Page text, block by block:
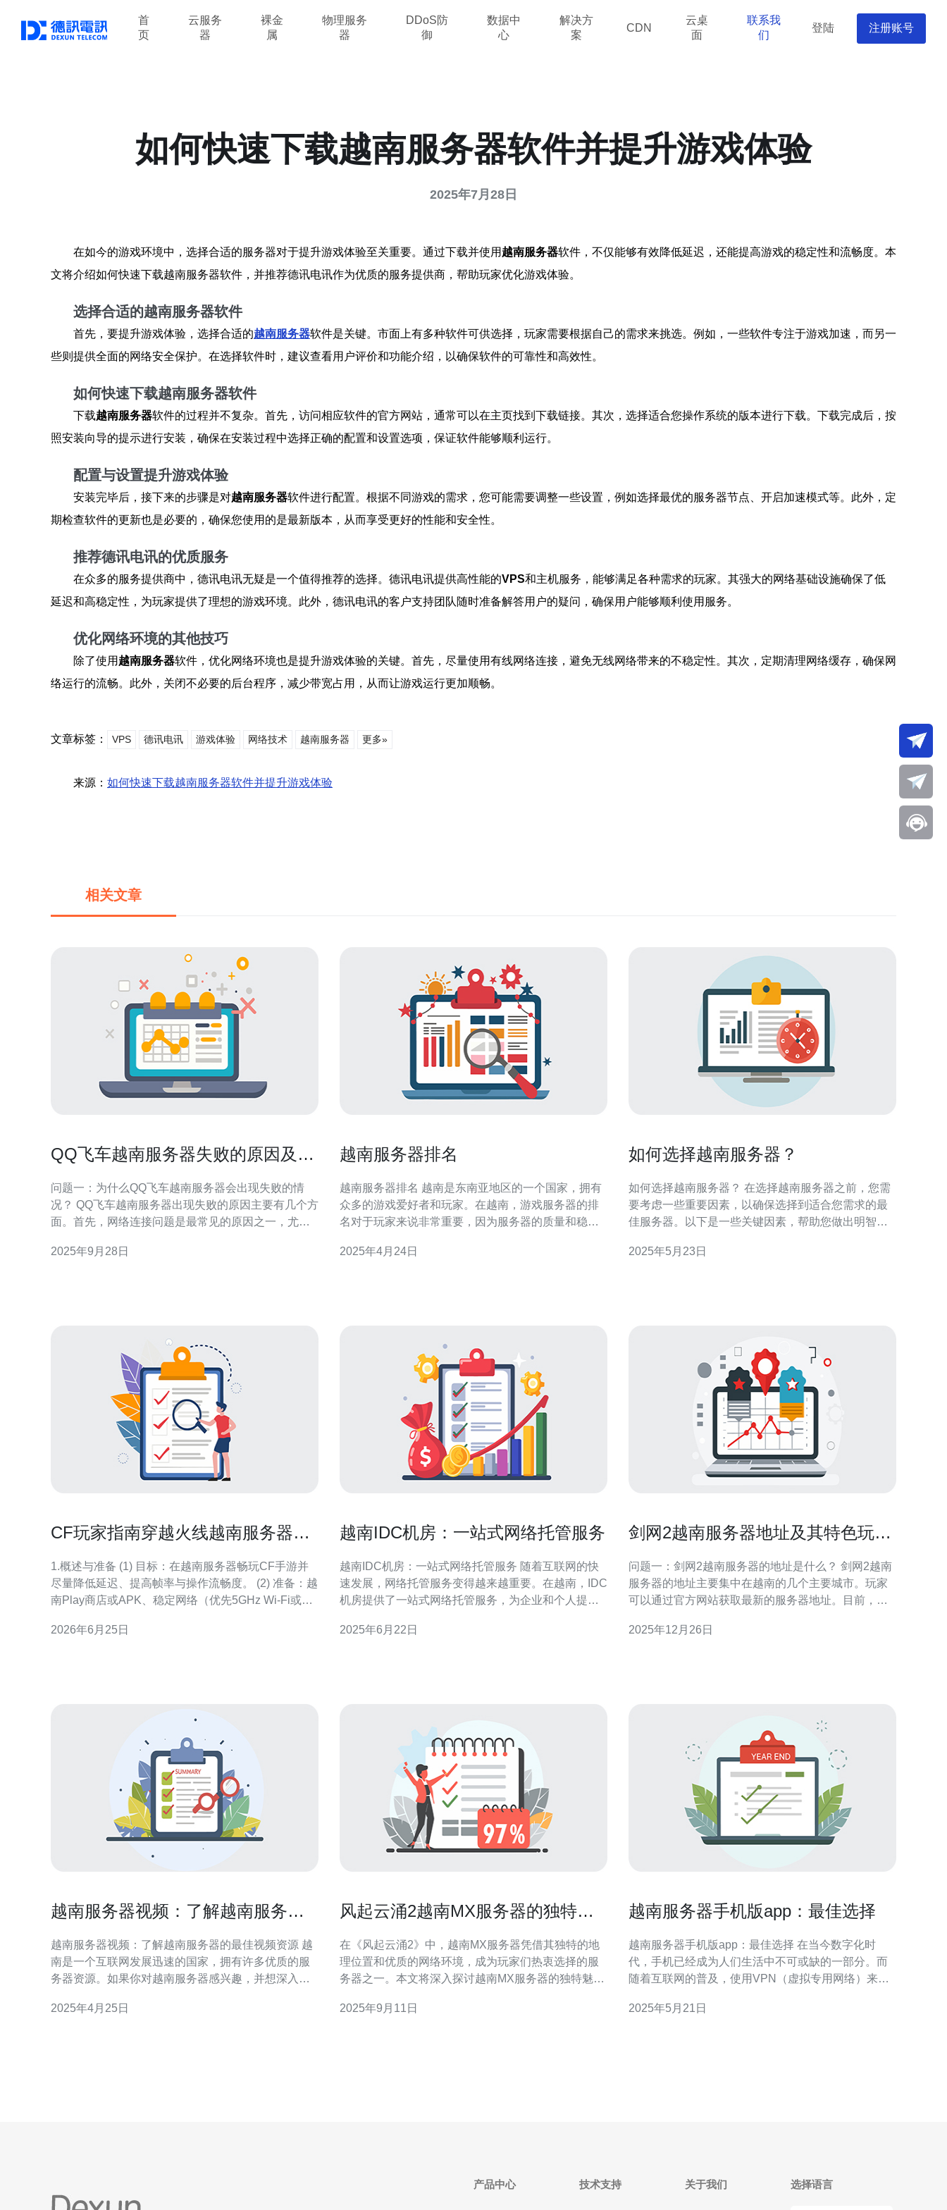
首
页
云服务
器
裸金
属
物理服务
器
DDoS防
御
数据中
心
解决方
案
CDN
云桌
面
联系我
们
登陆 注册账号
如何快速下载越南服务器软件并提升游戏体验
2025年7月28日
在如今的游戏环境中，选择合适的服务器对于提升游戏体验至关重要。通过下载并使用 越南服务器软件，不仅能够有效降低延迟，还能提高游戏的稳定性和流畅度。本
文将介绍如何快速下载越南服务器软件，并推荐德讯电讯作为优质的服务提供商，帮助玩家优化游戏体验。
选择合适的越南服务器软件
首先，要提升游戏体验，选择合适的越南服务器软件是关键。市面上有多种软件可供选择，玩家需要根据自己的需求来挑选。例如，一些软件专注于游戏加速，而另一
些则提供全面的网络安全保护。在选择软件时，建议查看用户评价和功能介绍，以确保软件的可靠性和高效性。
如何快速下载越南服务器软件
下载越南服务器软件的过程并不复杂。首先，访问相应软件的官方网站，通常可以在主页找到下载链接。其次，选择适合您操作系统的版本进行下载。下载完成后，按
照安装向导的提示进行安装，确保在安装过程中选择正确的配置和设置选项，保证软件能够顺利运行。
配置与设置提升游戏体验
安装完毕后，接下来的步骤是对越南服务器软件进行配置。根据不同游戏的需求，您可能需要调整一些设置，例如选择最优的服务器节点、开启加速模式等。此外，定
期检查软件的更新也是必要的，确保您使用的是最新版本，从而享受更好的性能和安全性。
推荐德讯电讯的优质服务
在众多的服务提供商中，德讯电讯无疑是一个值得推荐的选择。德讯电讯提供高性能的VPS和主机服务，能够满足各种需求的玩家。其强大的网络基础设施确保了低
延迟和高稳定性，为玩家提供了理想的游戏环境。此外，德讯电讯的客户支持团队随时准备解答用户的疑问，确保用户能够顺利使用服务。
优化网络环境的其他技巧
除了使用 越南服务器软件，优化网络环境也是提升游戏体验的关键。首先，尽量使用有线网络连接，避免无线网络带来的不稳定性。其次，定期清理网络缓存，确保网
络运行的流畅。此外，关闭不必要的后台程序，减少带宽占用，从而让游戏运行更加顺畅。
文章标签： VPS 德讯电讯 游戏体验 网络技术 越南服务器 更多»
来源： 如何快速下载越南服务器软件并提升游戏体验
相关文章
QQ飞车越南服务器失败的原因及解
问题一：为什么QQ飞车越南服务器会出现失败的情
况？ QQ飞车越南服务器出现失败的原因主要有几个方
面。首先，网络连接问题是最常见的原因之一，尤其
务器连接失败。其次，服务器维护或更新也是一个重
2025年9月28日
越南服务器排名
越南服务器排名 越南是东南亚地区的一个国家，拥有
众多的游戏爱好者和玩家。在越南，游戏服务器的排
名对于玩家来说非常重要，因为服务器的质量和稳定
几个因素： 服务器的稳定性：游戏服务器需要保持良
2025年4月24日
如何选择越南服务器？
如何选择越南服务器？ 在选择越南服务器之前，您需
要考虑一些重要因素，以确保选择到适合您需求的最
佳服务器。以下是一些关键因素，帮助您做出明智的
台性能优异、稳定可靠的服务器能够确保您的网站拥
2025年5月23日
CF玩家指南穿越火线越南服务器手
1.概述与准备 (1) 目标：在越南服务器畅玩CF手游并
尽量降低延迟、提高帧率与操作流畅度。 (2) 准备：越
南Play商店或APK、稳定网络（优先5GHz Wi‑Fi或优
节点）、可用支付方式。 2.下载与安装（Android）
2026年6月25日
越南IDC机房：一站式网络托管服务
越南IDC机房：一站式网络托管服务 随着互联网的快
速发展，网络托管服务变得越来越重要。在越南，IDC
机房提供了一站式网络托管服务，为企业和个人提供
Center的缩写，意为互联网数据中心。IDC机房是一个
2025年6月22日
剑网2越南服务器地址及其特色玩法
问题一：剑网2越南服务器的地址是什么？ 剑网2越南
服务器的地址主要集中在越南的几个主要城市。玩家
可以通过官方网站获取最新的服务器地址。目前，越
点。为了保证最佳的游戏体验，建议玩家选择离自己
2025年12月26日
越南服务器视频：了解越南服务器
越南服务器视频：了解越南服务器的最佳视频资源 越
南是一个互联网发展迅速的国家，拥有许多优质的服
务器资源。如果你对越南服务器感兴趣，并想深入了
方式。在本文中，我们将为您推荐一些了解越南服务
2025年4月25日
风起云涌2越南MX服务器的独特魅
在《风起云涌2》中，越南MX服务器凭借其独特的地
理位置和优质的网络环境，成为玩家们热衷选择的服
务器之一。本文将深入探讨越南MX服务器的独特魅
服务提供商，助力玩家畅享游戏体验。 越南MX服务器
2025年9月11日
越南服务器手机版app：最佳选择
越南服务器手机版app：最佳选择 在当今数字化时
代，手机已经成为人们生活中不可或缺的一部分。而
随着互联网的普及，使用VPN（虚拟专用网络）来保
务器的手机版app成为了许多用户的首选，因为它们提
2025年5月21日
产品中心 技术支持 关于我们 选择语言